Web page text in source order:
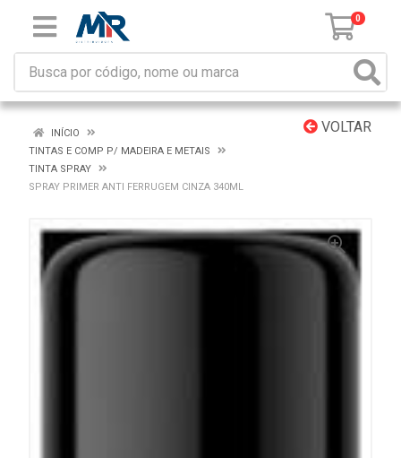
0
VOLTAR
INÍCIO
TINTAS E COMP P/ MADEIRA E METAIS
TINTA SPRAY
SPRAY PRIMER ANTI FERRUGEM CINZA 340ML